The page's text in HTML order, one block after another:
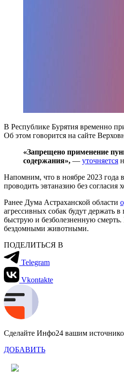
В Республике Бурятия временно
Об этом говорится на сайте
«Запрещено применение
содержания», — уточняется
Напомним, что в ноябре 2023 года
проводить эвтаназию без
Ранее Дума Астраханской области
агрессивных собак будут держать
быструю и безболезненную
бездомными животными.
ПОДЕЛИТЬСЯ В
Telegram
Vkontakte
Сделайте Инфо24 вашим
ДОБАВИТЬ